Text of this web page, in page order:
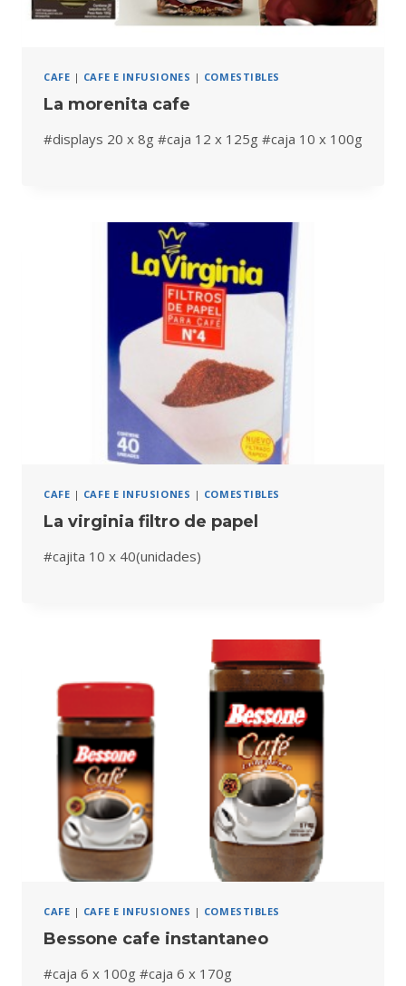
CAFE | CAFE E INFUSIONES | COMESTIBLES
La morenita cafe
#displays 20 x 8g #caja 12 x 125g #caja 10 x 100g
CAFE | CAFE E INFUSIONES | COMESTIBLES
La virginia filtro de papel
#cajita 10 x 40(unidades)
CAFE | CAFE E INFUSIONES | COMESTIBLES
Bessone cafe instantaneo
#caja 6 x 100g #caja 6 x 170g